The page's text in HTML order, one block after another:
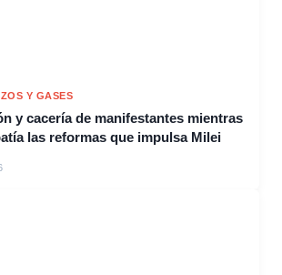
Y GASES
y cacería de manifestantes mientras
las reformas que impulsa Milei